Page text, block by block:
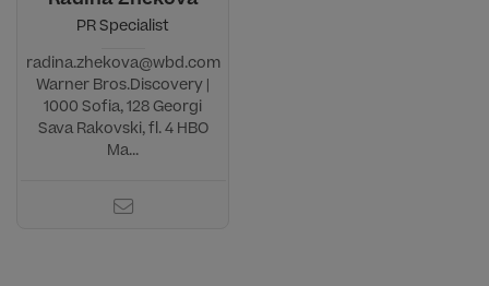
PR Specialist
radina.zhekova@wbd.com
Warner Bros.Discovery |
1000 Sofia, 128 Georgi
Sava Rakovski, fl. 4 HBO
Ma...